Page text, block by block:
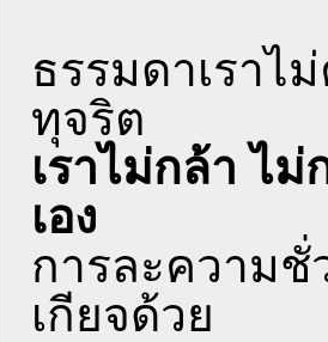
ธรรมดาเราไ
ทุจริต
เราไม่กล้า ไ
เอง
การละความชั่
เกียจด้วย